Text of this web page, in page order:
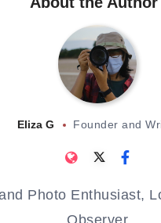
Eliza G Founder and
Photo Enthusiast,
Observer